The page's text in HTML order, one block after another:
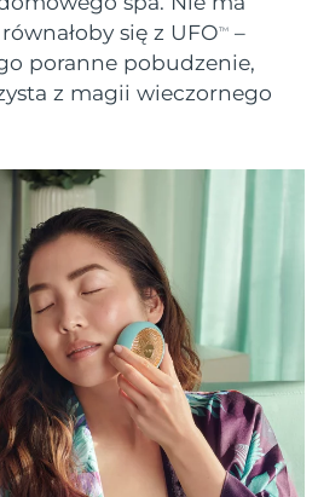
się z UFOTM
–
poranne pobudzenie,
z magii wieczornego